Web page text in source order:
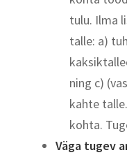
tulu. Ilma
talle: a)
ning c)
kahte
kohta.
Väga tugev